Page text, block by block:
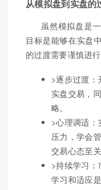
从模拟盘到实盘的
虽然模拟盘是
目标是能够在实盘
的过渡需要谨慎进行
>逐步过渡
实盘交易，
略。
>心理调适
压力，学会
交易心态至关
>持续学习
学习和适应